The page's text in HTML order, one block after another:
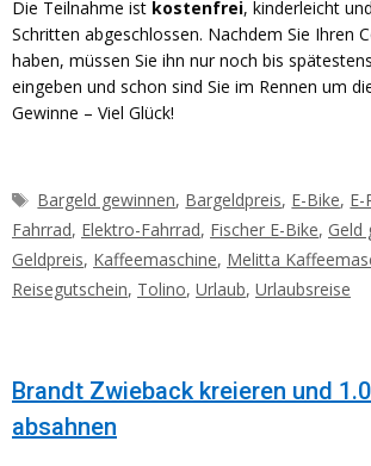
Die Teilnahme ist kostenfrei, kinderleicht
Schritten abgeschlossen. Nachdem Sie Ihren
haben, müssen Sie ihn nur noch bis
eingeben und schon sind Sie im Rennen um
Gewinne – Viel Glück!
Schlagwörter
Bargeld gewinnen, Bargeldpreis, E-Bike, E-
Fahrrad, Elektro-Fahrrad, Fischer E-Bike, Geld
Geldpreis, Kaffeemaschine, Melitta
Reisegutschein, Tolino, Urlaub, Urlaubsreise
Brandt Zwieback kreieren und
absahnen